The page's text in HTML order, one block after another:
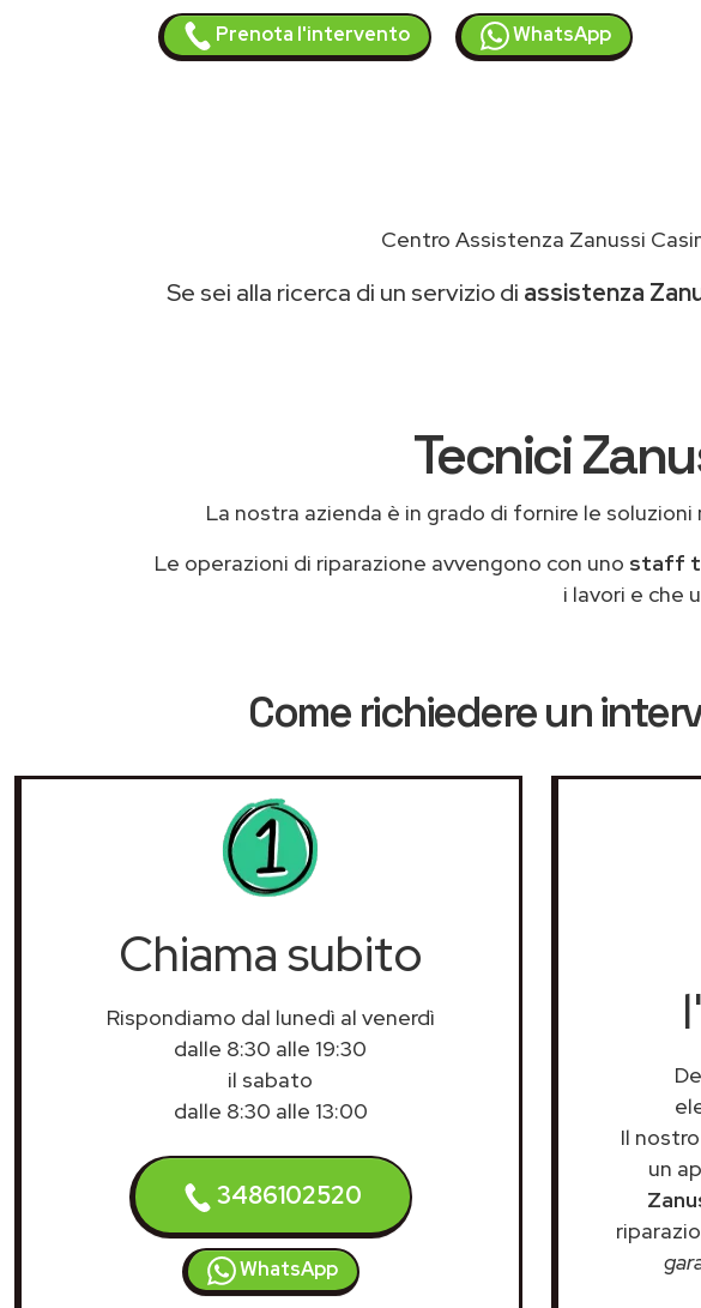
Prenota l'intervento WhatsApp
Centro Assistenza Zanussi
Se sei alla ricerca di un servizio di assistenza
Tecnici
La nostra azienda è in grado di fornire le
Le operazioni di riparazione avvengono con uno staff
i lavori e che
Come richiedere un
Chiama subito
Rispondiamo dal lunedì al venerdì
dalle 8:30 alle 19:30
il sabato
dalle 8:30 alle 13:00
3486102520
WhatsApp
Il
un